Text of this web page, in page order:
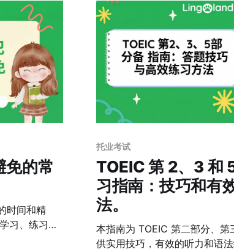
免的常
时间和精
习、练习和
托业考试
TOEIC 第 2、3 和
习指南：技巧和有
法。
本指南为 TOEIC 第二部分、第
供实用技巧，有效的听力和语